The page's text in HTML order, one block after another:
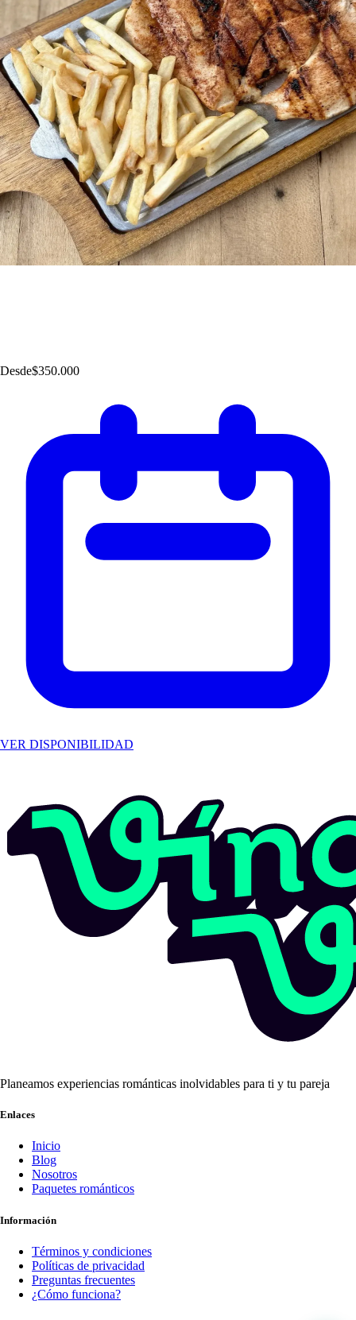
Desde$350.000
VER DISPONIBILIDAD
Planeamos experiencias románticas inolvidables para ti y tu pareja
Enlaces
Inicio
Blog
Nosotros
Paquetes románticos
Información
Términos y condiciones
Políticas de privacidad
Preguntas frecuentes
¿Cómo funciona?